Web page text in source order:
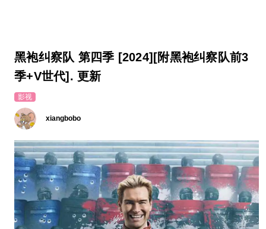
黑袍纠察队 第四季 [2024][附黑袍纠察队前3
季+V世代]. 更新
影视
xiangbobo